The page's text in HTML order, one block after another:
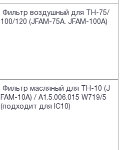
Фильтр воздушный для TH-75/
100/120 (JFAM-75A. JFAM-100A)
Фильтр масляный для TH-10 (J
FAM-10A) / A1.5.006.015 W719/5
(подходит для IC10)